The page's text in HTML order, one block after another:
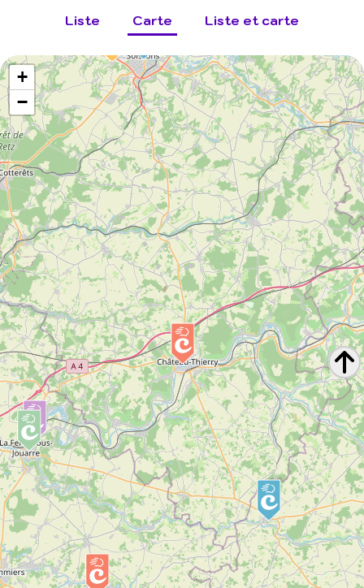
Liste Carte Liste et carte
+
−